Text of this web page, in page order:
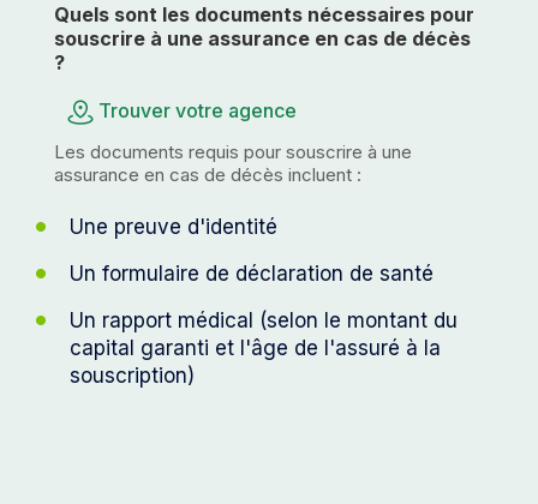
Quels sont les documents nécessaires pour
souscrire à une assurance en cas de décès
?
Trouver votre agence
Les documents requis pour souscrire à une
assurance en cas de décès incluent :
Une preuve d'identité
Un formulaire de déclaration de santé
Un rapport médical (selon le montant du
capital garanti et l'âge de l'assuré à la
souscription)